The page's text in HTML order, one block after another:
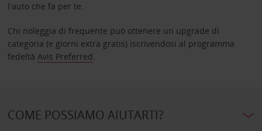
l'auto che fa per te.
Chi noleggia di frequente può ottenere un upgrade di
categoria (e giorni extra gratis) iscrivendosi al programma
fedeltà Avis Preferred.
COME POSSIAMO AIUTARTI?